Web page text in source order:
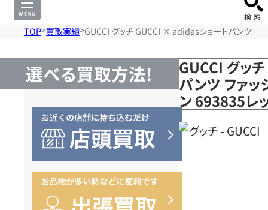
TOP 買取実績 GUCCI グッチ GUCCI × adidasショートパンツ フ
選べる買取方法!
GUCCI グッ
パンツ ファッ
ン 693835レ